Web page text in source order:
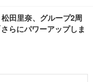
田里奈、グループ2周
らにパワーアップしま